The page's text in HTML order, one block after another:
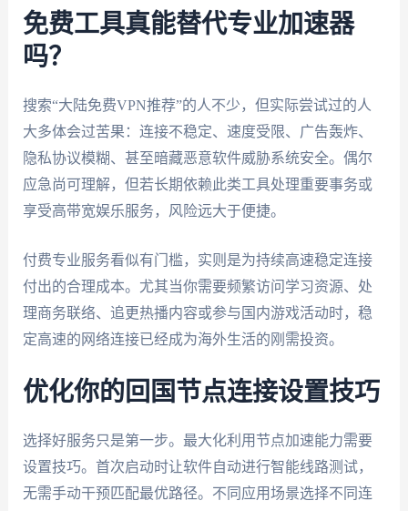
免费工具真能替代专业加速器
吗？
搜索“大陆免费VPN推荐”的人不少，但实际尝试过的人
大多体会过苦果：连接不稳定、速度受限、广告轰炸、
隐私协议模糊、甚至暗藏恶意软件威胁系统安全。偶尔
应急尚可理解，但若长期依赖此类工具处理重要事务或
享受高带宽娱乐服务，风险远大于便捷。
付费专业服务看似有门槛，实则是为持续高速稳定连接
付出的合理成本。尤其当你需要频繁访问学习资源、处
理商务联络、追更热播内容或参与国内游戏活动时，稳
定高速的网络连接已经成为海外生活的刚需投资。
优化你的回国节点连接设置技巧
选择好服务只是第一步。最大化利用节点加速能力需要
设置技巧。首次启动时让软件自动进行智能线路测试，
无需手动干预匹配最优路径。不同应用场景选择不同连